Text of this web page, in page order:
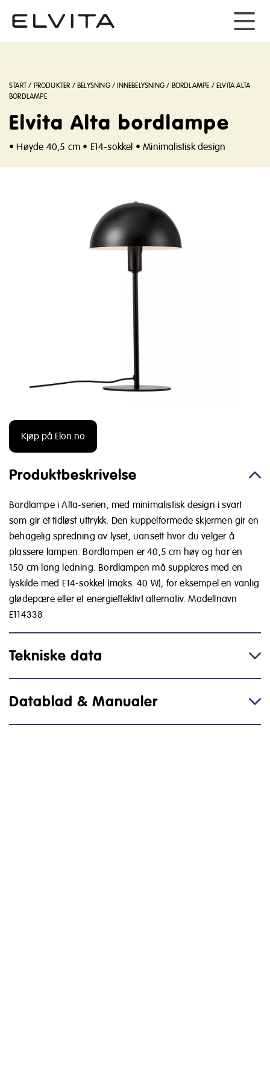
START/ PRODUKTER /BELYSNING/INNEBELYSNING / BORDLAMPE /ELVITA ALTA
BORDLAMPE
Elvita Alta bordlampe
• Høyde 40,5 cm • E14-sokkel • Minimalistisk design
Kjøp på Elon.no
Produktbeskrivelse
Bordlampe i Alta-serien, med minimalistisk design i svart
som gir et tidløst uttrykk. Den kuppelformede skjermen gir en
behagelig spredning av lyset, uansett hvor du velger å
plassere lampen. Bordlampen er 40,5 cm høy og har en
150 cm lang ledning. Bordlampen må suppleres med en
lyskilde med E14-sokkel (maks. 40 W), for eksempel en vanlig
glødepære eller et energieffektivt alternativ. Modellnavn
E114338
Tekniske data
Datablad & Manualer